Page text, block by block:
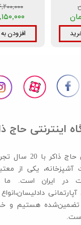
۴,۲۰۰,۰۰۰
۳,۱۵۰,۰۰۰
افزودن
اینترنتی حاج
گروه صنعتی و
آشپزخانه، یکی از
در ایران است. ما
تضمین‌شده هستیم و